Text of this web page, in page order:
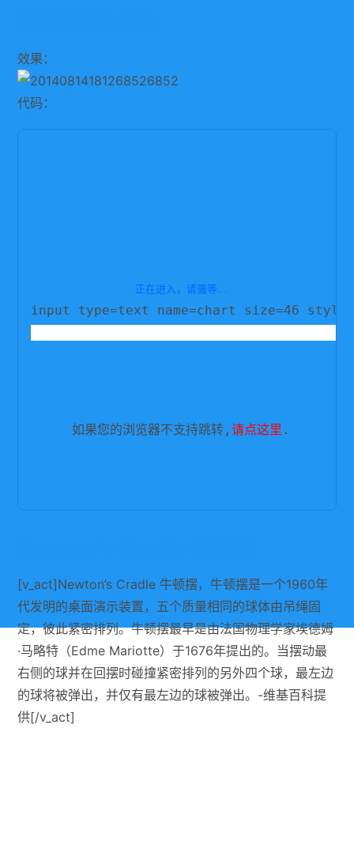
效果：
代码：
正在进入，请骚等
如果您的浏览器不支持跳转, 请点这里 .
[v_act]Newton’s Cradle 牛顿摆，牛顿摆是一个1960年
代发明的桌面演示装置，五个质量相同的球体由吊绳固
定，彼此紧密排列。牛顿摆最早是由法国物理学家埃德姆
·马略特（Edme Mariotte）于1676年提出的。当摆动最
右侧的球并在回摆时碰撞紧密排列的另外四个球，最左边
的球将被弹出，并仅有最左边的球被弹出。-维基百科提
供[/v_act]